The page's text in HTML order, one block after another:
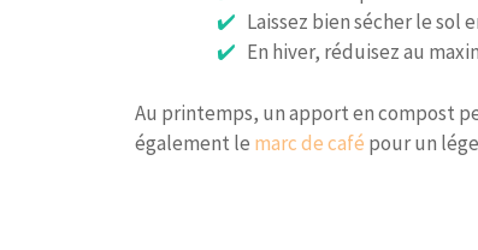
Laissez bien sécher le sol
En hiver, réduisez au
Au printemps, un apport en compost
également le marc de café pour un